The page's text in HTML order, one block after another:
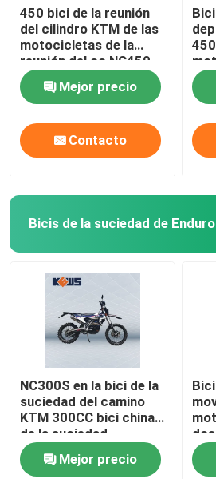
Control de calidad
Éntrenos en contacto con
Dos motocicletas de Enduro
Bicis de la suciedad de Enduro
Motocrós de cuatro
Motocrós de 2 movimientos
Motocicletas Súper Motard
450 bici de la reunión
del cilindro KTM de las
motocicletas de la
reunión del cc NC450
sola
Mejor precio
Contacto
Bicis de la suciedad de Enduro
NC300S en la bici de la
suciedad del camino
KTM 300CC bici china
de la suciedad
Mejor precio